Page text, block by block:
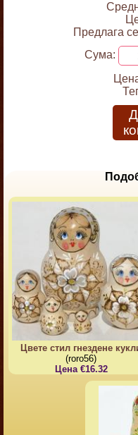
Предлага
Сума:
Цвете стил гнездене
(roro56)
Цена €16.32